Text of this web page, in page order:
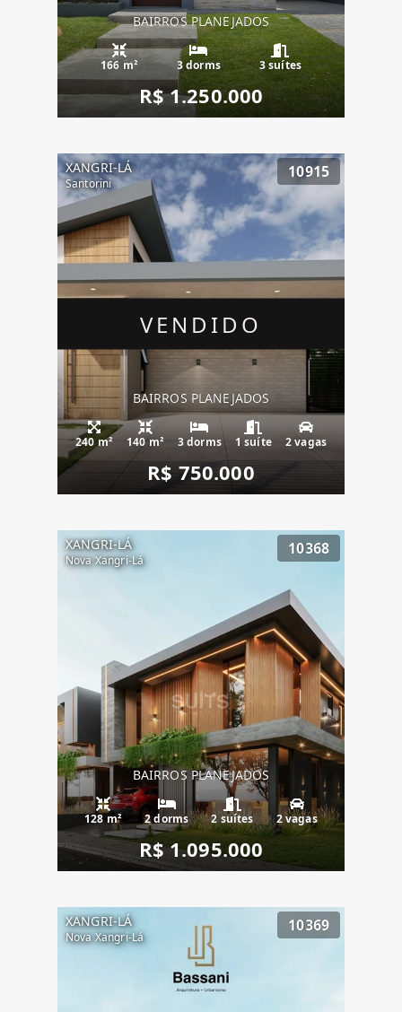
BAIRROS PLANEJADOS
166 m² 3 dorms 3 suítes
R$ 1.250.000
VENDIDO
XANGRI-LÁ
Santorini
10915
BAIRROS PLANEJADOS
240 m² 140 m² 3 dorms 1 suíte 2 vagas
R$ 750.000
XANGRI-LÁ
Nova Xangri-Lá
10368
BAIRROS PLANEJADOS
128 m² 2 dorms 2 suítes 2 vagas
R$ 1.095.000
XANGRI-LÁ
Nova Xangri-Lá
10369